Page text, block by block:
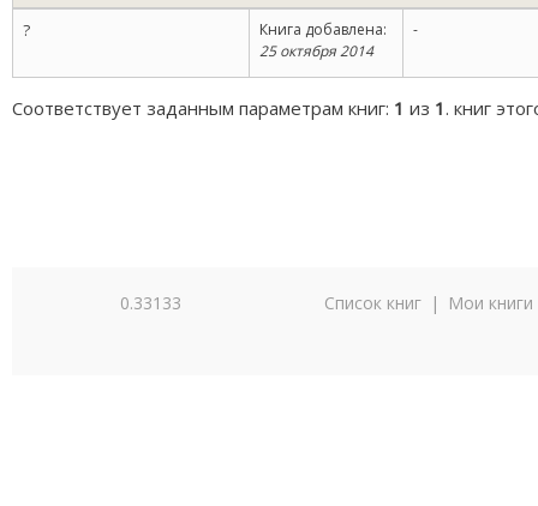
?
Книга добавлена:
25 октября 2014
-
Соответствует заданным параметрам книг: 1 из 1. книг
0.33133 Список книг | Мои книги